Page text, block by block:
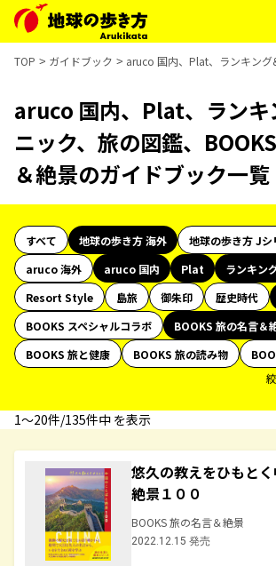
TOP ガイドブック aruco 国内、Plat、ランキン
aruco 国内、Plat、ランキ
ニック、旅の図鑑、
＆絶景のガイドブック一覧
すべて 地球の歩き方 海外
地球の歩き方 Jシ
aruco 海外
aruco 国内 Plat
ランキン
Resort Style
島旅 御朱印 歴史時代
BOOKS スペシャルコラボ
BOOKS 旅の名言＆
BOOKS 旅と健康
BOOKS 旅の読み物
1〜20件/135件中 を表示
悠久の教えをひもと
絶景１００
BOOKS 旅の名言＆絶景
2022.12.15 発売